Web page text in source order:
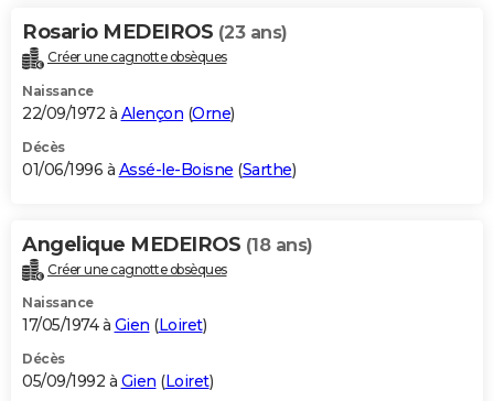
Rosario MEDEIROS (23 ans)
Créer une cagnotte obsèques
Naissance
22/09/1972 à Alençon (Orne)
Décès
01/06/1996 à Assé-le-Boisne (Sarthe)
Angelique MEDEIROS (18 ans)
Créer une cagnotte obsèques
Naissance
17/05/1974 à Gien (Loiret)
Décès
05/09/1992 à Gien (Loiret)